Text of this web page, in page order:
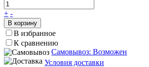
+ -
В корзину
В избранное
К сравнению
Самовывоз: Возможен
Условия доставки